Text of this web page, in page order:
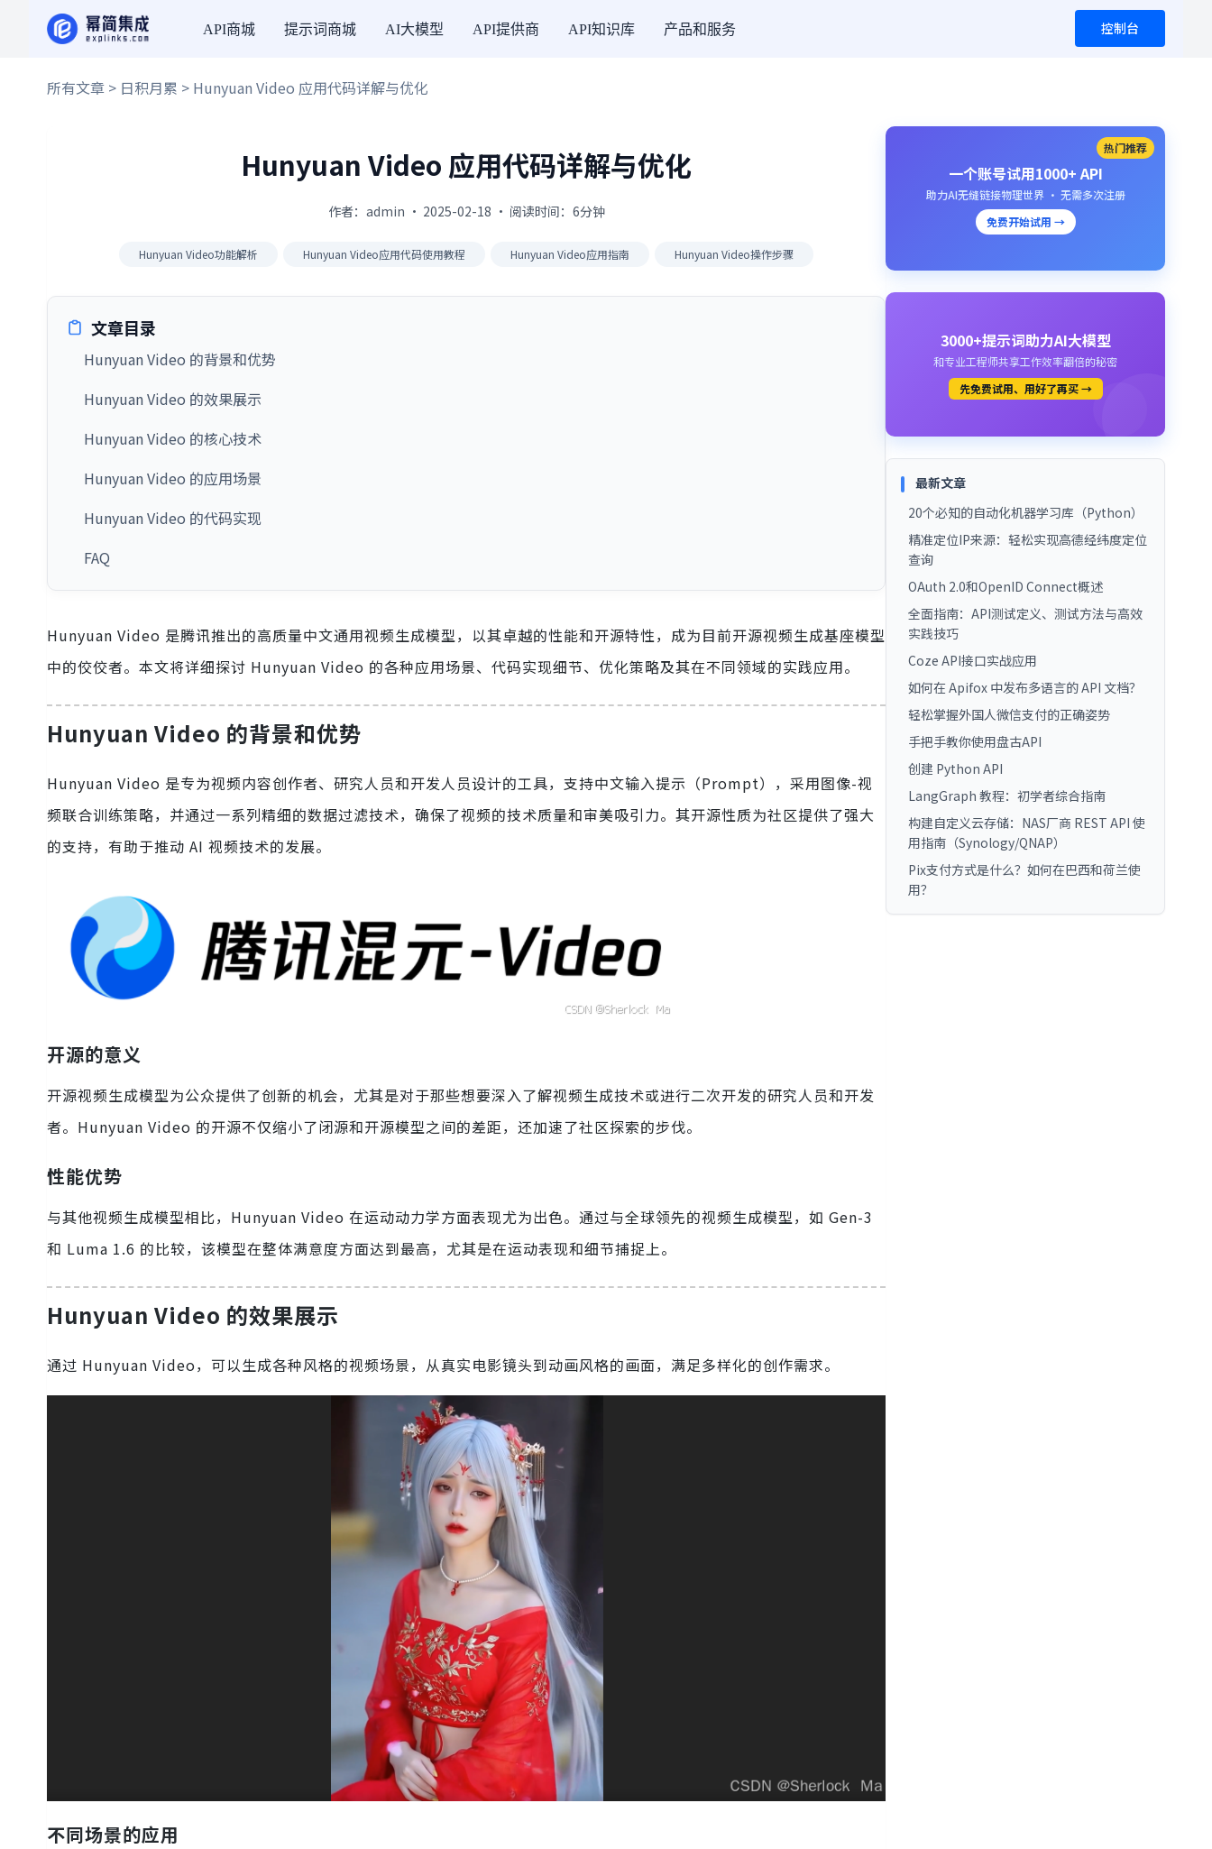
API商城 提示词商城 AI大模型 API提供商 API知识库 产品和服务 控制台
所有文章 > 日积月累 > Hunyuan Video 应用代码详解与优化
Hunyuan Video 应用代码详解与优化
作者：admin · 2025-02-18 · 阅读时间：6分钟
Hunyuan Video功能解析 Hunyuan Video应用代码使用教程 Hunyuan Video应用指南 Hunyuan Video操作步骤
文章目录
Hunyuan Video 的背景和优势
Hunyuan Video 的效果展示
Hunyuan Video 的核心技术
Hunyuan Video 的应用场景
Hunyuan Video 的代码实现
FAQ
Hunyuan Video 是腾讯推出的高质量中文通用视频生成模型，以其卓越的性能和开源特性，成为目前开源视频生成基座模型
中的佼佼者。本文将详细探讨 Hunyuan Video 的各种应用场景、代码实现细节、优化策略及其在不同领域的实践应用。
Hunyuan Video 的背景和优势
Hunyuan Video 是专为视频内容创作者、研究人员和开发人员设计的工具，支持中文输入提示（Prompt），采用图像-视
频联合训练策略，并通过一系列精细的数据过滤技术，确保了视频的技术质量和审美吸引力。其开源性质为社区提供了强大
的支持，有助于推动 AI 视频技术的发展。
开源的意义
开源视频生成模型为公众提供了创新的机会，尤其是对于那些想要深入了解视频生成技术或进行二次开发的研究人员和开发
者。Hunyuan Video 的开源不仅缩小了闭源和开源模型之间的差距，还加速了社区探索的步伐。
性能优势
与其他视频生成模型相比，Hunyuan Video 在运动动力学方面表现尤为出色。通过与全球领先的视频生成模型，如 Gen-3
和 Luma 1.6 的比较，该模型在整体满意度方面达到最高，尤其是在运动表现和细节捕捉上。
Hunyuan Video 的效果展示
通过 Hunyuan Video，可以生成各种风格的视频场景，从真实电影镜头到动画风格的画面，满足多样化的创作需求。
不同场景的应用
热门推荐
一个账号试用1000+ API
助力AI无缝链接物理世界 · 无需多次注册
免费开始试用 →
3000+提示词助力AI大模型
和专业工程师共享工作效率翻倍的秘密
先免费试用、用好了再买 →
最新文章
20个必知的自动化机器学习库（Python）
精准定位IP来源：轻松实现高德经纬度定位
查询
OAuth 2.0和OpenID Connect概述
全面指南：API测试定义、测试方法与高效
实践技巧
Coze API接口实战应用
如何在 Apifox 中发布多语言的 API 文档？
轻松掌握外国人微信支付的正确姿势
手把手教你使用盘古API
创建 Python API
LangGraph 教程：初学者综合指南
构建自定义云存储：NAS厂商 REST API 使
用指南（Synology/QNAP）
Pix支付方式是什么？如何在巴西和荷兰使
用？